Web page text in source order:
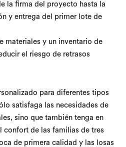
la firma del proyecto hasta la
y entrega del primer lote de
materiales y un inventario de
el riesgo de retrasos
para diferentes tipos
satisfaga las necesidades de
sino que también tenga en
confort de las familias de tres
de primera calidad y las losas